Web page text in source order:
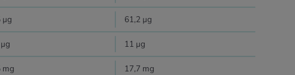
µg 61,2 µg
11 µg
mg 17,7 mg